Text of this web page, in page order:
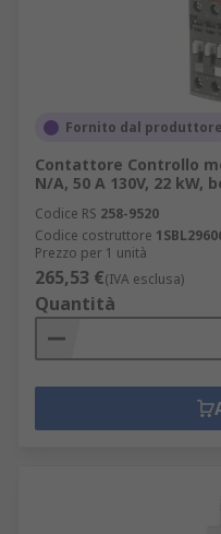
Fornito dal produttore
Contattore Controllo
N/A, 50 A 130V, 22 kW,
Codice RS 258-9520
Codice costruttore
Prezzo per 1 unità
265,53 €(IVA esclusa)
Quantità